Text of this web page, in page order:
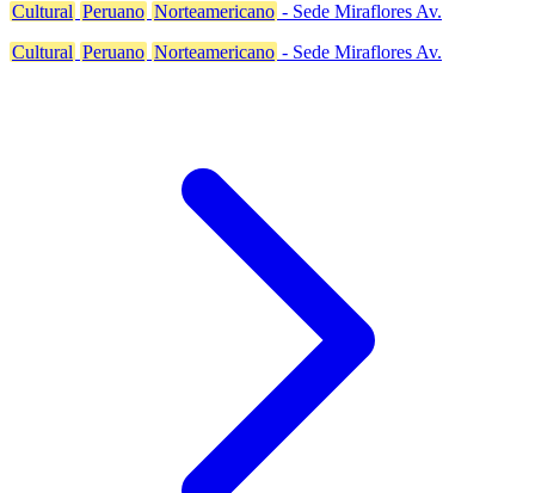
Cultural Peruano Norteamericano - Sede Miraflores Av.
Cultural Peruano Norteamericano - Sede Miraflores Av.